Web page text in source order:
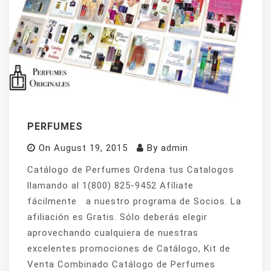
PERFUMES
On August 19, 2015 By admin
Catálogo de Perfumes Ordena tus Catalogos
llamando al 1(800) 825-9452 Afíliate
fácilmente a nuestro programa de Socios. La
afiliación es Gratis. Sólo deberás elegir
aprovechando cualquiera de nuestras
excelentes promociones de Catálogo, Kit de
Venta Combinado Catálogo de Perfumes